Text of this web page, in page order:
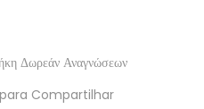
Δωρεάν Αναγνώσεων
Compartilhar